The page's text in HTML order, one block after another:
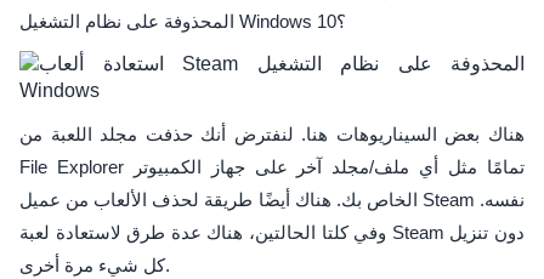
المحذوفة على نظام التشغيل Windows 10؟
هناك بعض السيناريوهات هنا. لنفترض أنك حذفت مجلد اللعبة من
File Explorer تمامًا مثل أي ملف/مجلد آخر على جهاز الكمبيوتر
الخاص بك. هناك أيضًا طريقة لحذف الألعاب من عميل Steam نفسه.
وفي كلتا الحالتين، هناك عدة طرق لاستعادة لعبة Steam دون تنزيل
كل شيء مرة أخرى.